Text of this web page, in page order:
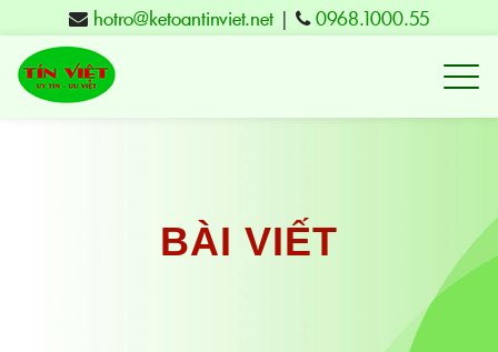
hotro@ketoantinviet.net| 0968.1000.55
Kế
Phú
Yên
BÀI VIẾT